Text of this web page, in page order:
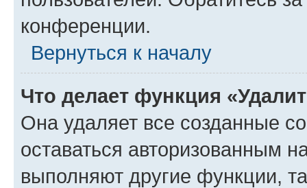
конференции.
Вернуться к началу
Что делает функция
Она удаляет все созданные
оставаться авторизованным
выполняют другие функции,